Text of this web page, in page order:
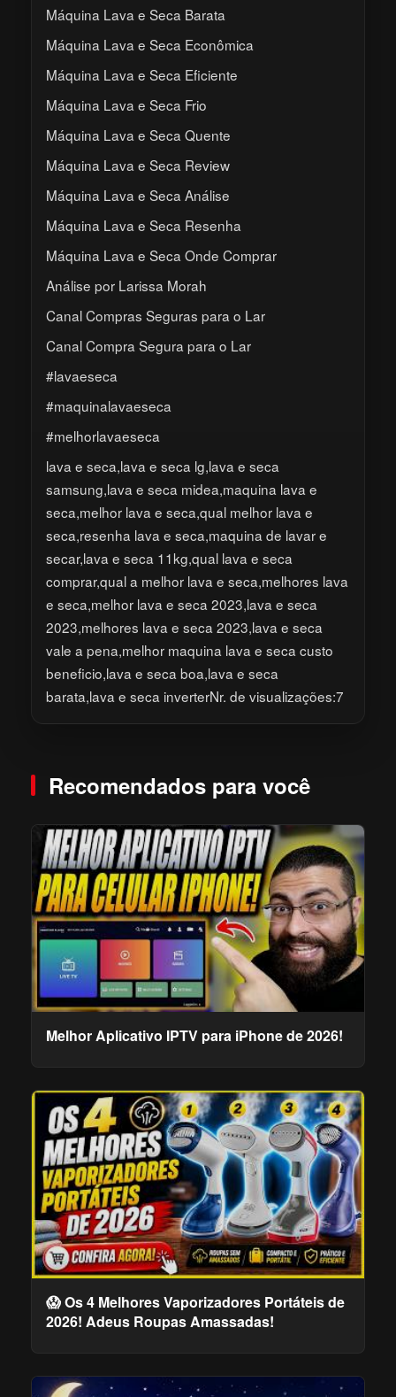
Máquina Lava e Seca Barata
Máquina Lava e Seca Econômica
Máquina Lava e Seca Eficiente
Máquina Lava e Seca Frio
Máquina Lava e Seca Quente
Máquina Lava e Seca Review
Máquina Lava e Seca Análise
Máquina Lava e Seca Resenha
Máquina Lava e Seca Onde Comprar
Análise por Larissa Morah
Canal Compras Seguras para o Lar
Canal Compra Segura para o Lar
#lavaeseca
#maquinalavaeseca
#melhorlavaeseca
lava e seca,lava e seca lg,lava e seca
samsung,lava e seca midea,maquina lava e
seca,melhor lava e seca,qual melhor lava e
seca,resenha lava e seca,maquina de lavar e
secar,lava e seca 11kg,qual lava e seca
comprar,qual a melhor lava e seca,melhores lava
e seca,melhor lava e seca 2023,lava e seca
2023,melhores lava e seca 2023,lava e seca
vale a pena,melhor maquina lava e seca custo
beneficio,lava e seca boa,lava e seca
barata,lava e seca inverterNr. de visualizações:7
Recomendados para você
Melhor Aplicativo IPTV para iPhone de 2026!
😱 Os 4 Melhores Vaporizadores Portáteis de
2026! Adeus Roupas Amassadas!